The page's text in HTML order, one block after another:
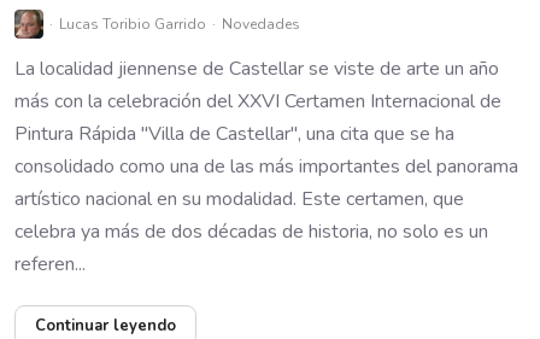
Lucas Toribio Garrido Novedades
La localidad jiennense de Castellar se viste de arte un año
más con la celebración del XXVI Certamen Internacional de
Pintura Rápida "Villa de Castellar", una cita que se ha
consolidado como una de las más importantes del panorama
artístico nacional en su modalidad. Este certamen, que
celebra ya más de dos décadas de historia, no solo es un
referen...
Continuar leyendo